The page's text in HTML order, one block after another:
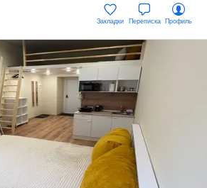
Закладки Переписка Профиль